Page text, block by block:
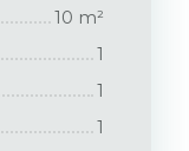
10 m²
1
1
1